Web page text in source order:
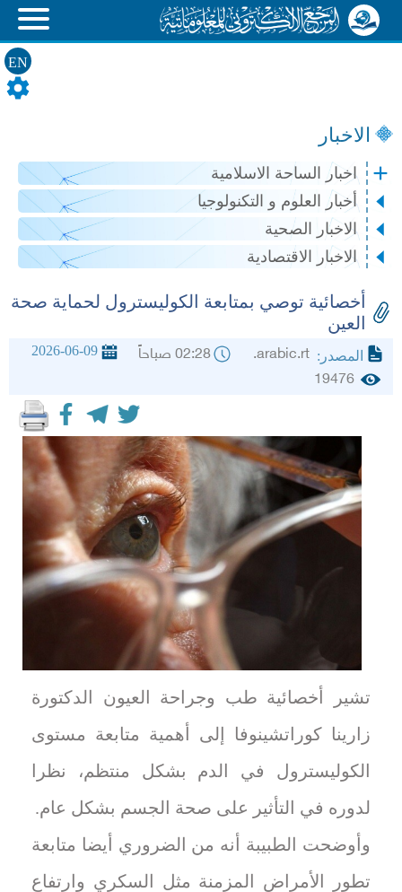
EN
الاخبار
اخبار الساحة الاسلامية
أخبار العلوم و التكنولوجيا
الاخبار الصحية
الاخبار الاقتصادية
أخصائية توصي بمتابعة الكوليسترول لحماية صحة
العين
المصدر: 02:28 صباحاً 2026-06-09
19476
تشير أخصائية طب وجراحة العيون الدكتورة
زارينا كوراتشينوفا إلى أهمية متابعة مستوى
الكوليسترول في الدم بشكل منتظم، نظرا
لدوره في التأثير على صحة الجسم بشكل عام.
وأوضحت الطبيبة أنه من الضروري أيضا متابعة
تطور الأمراض المزمنة مثل السكري وارتفاع